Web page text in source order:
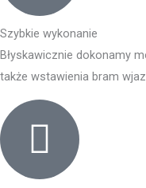
Szybkie wykonanie
Błyskawicznie dokonamy
także wstawienia bram